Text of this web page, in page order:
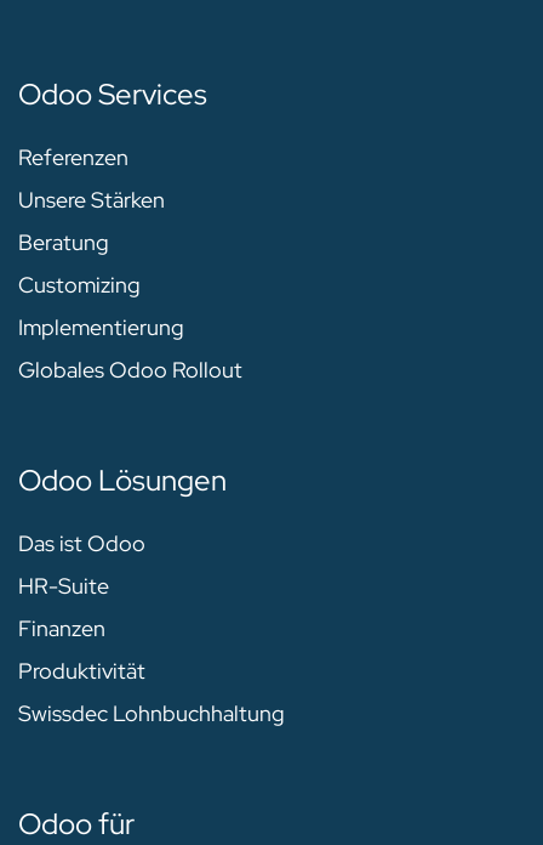
Odoo Services
Referenzen
Unsere Stärken
Beratung
Customizing
Implementierung
Globales Odoo Rollout
Odoo Lösungen
Das ist Odoo
HR-Suite
Finanzen
Produktivität
Swissdec Lohnbuchhaltung
Odoo für